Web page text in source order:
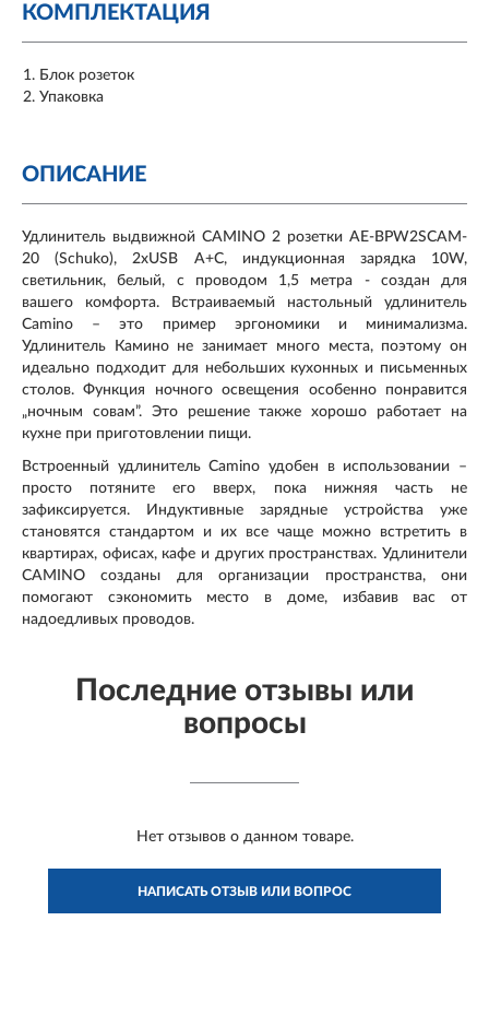
КОМПЛЕКТАЦИЯ
Блок розеток
Упаковка
ОПИСАНИЕ
Удлинитель выдвижной CAMINO 2 розетки AE-BPW2SCAM-
20 (Sсhuko), 2xUSB A+C, индукционная зарядка 10W,
светильник, белый, с проводом 1,5 метра - создан для
вашего комфорта. Встраиваемый настольный удлинитель
Camino – это пример эргономики и минимализма.
Удлинитель Камино не занимает много места, поэтому он
идеально подходит для небольших кухонных и письменных
столов. Функция ночного освещения особенно понравится
„ночным совам”. Это решение также хорошо работает на
кухне при приготовлении пищи.
Встроенный удлинитель Camino удобен в использовании –
просто потяните его вверх, пока нижняя часть не
зафиксируется. Индуктивные зарядные устройства уже
становятся стандартом и их все чаще можно встретить в
квартирах, офисах, кафе и других пространствах. Удлинители
CAMINO созданы для организации пространства, они
помогают сэкономить место в доме, избавив вас от
надоедливых проводов.
Последние отзывы или
вопросы
Нет отзывов о данном товаре.
НАПИСАТЬ ОТЗЫВ ИЛИ ВОПРОС